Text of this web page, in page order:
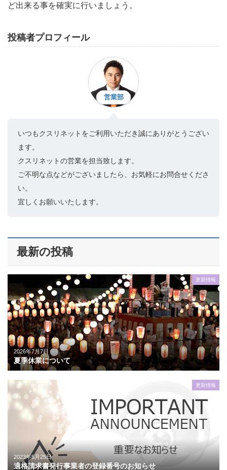
ど出来る事を確実に行いましょう。
投稿者プロフィール
営業部
いつもクスリネットをご利用いただき誠にありがとうござい
ます。
クスリネットの営業を担当致します。
ご不明な点などがございましたら、お気軽にお問合せくださ
い。
宜しくお願いいたします。
最新の投稿
更新情報
2026年7月7日
夏季休業について
更新情報
2023年5月25日
適格請求書発行事業者の登録番号のお知らせ